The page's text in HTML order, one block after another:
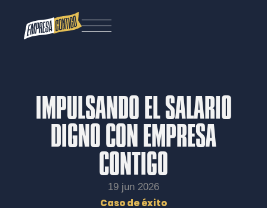
IMPULSANDO EL SALARIO
DIGNO CON EMPRESA
CONTIGO
19 jun 2026
Caso de éxito